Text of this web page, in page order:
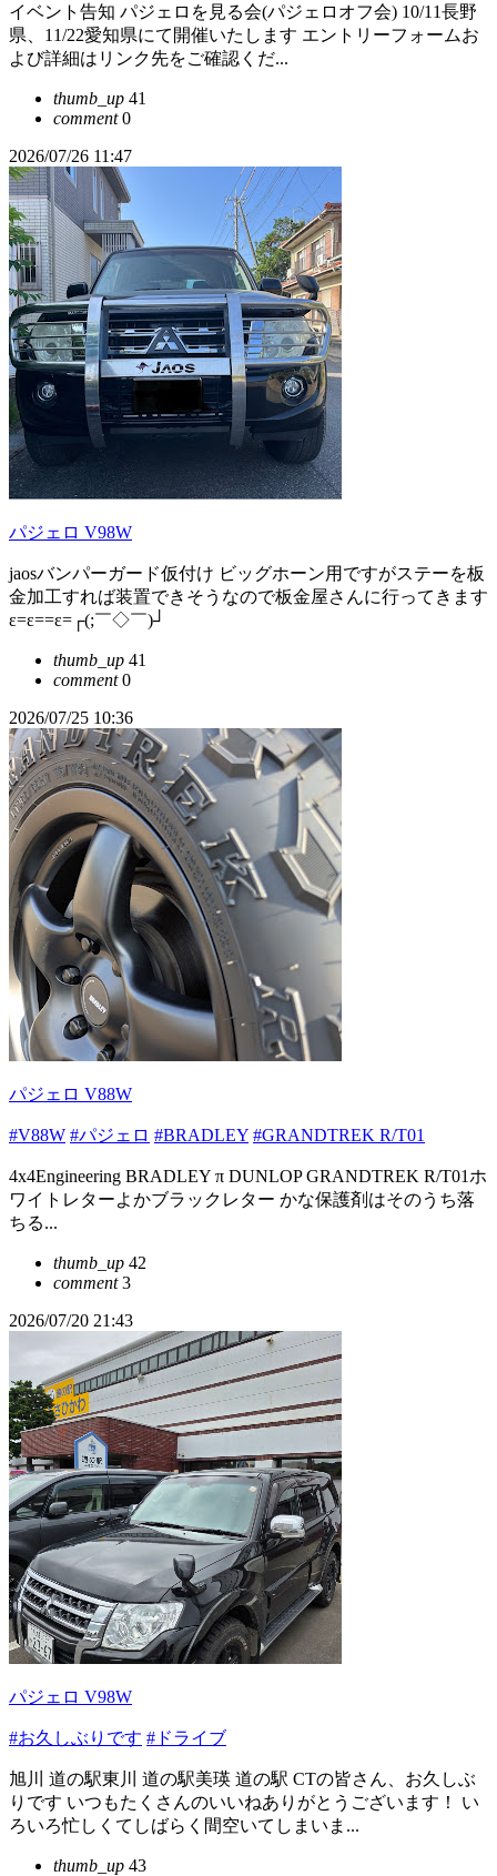
イベント告知 パジェロを見る会(パジェロオフ会) 10/11長野
県、11/22愛知県にて開催いたします エントリーフォームお
よび詳細はリンク先をご確認くだ...
thumb_up 41
comment0
2026/07/26 11:47
パジェロ V98W
jaosバンパーガード仮付け ビッグホーン用ですがステーを板
金加工すれば装置できそうなので板金屋さんに行ってきます
ε=ε==ε=┌(;￣◇￣)┘
thumb_up 41
comment0
2026/07/25 10:36
パジェロ V88W
#V88W #パジェロ #BRADLEY #GRANDTREK R/T01
4x4Engineering BRADLEY π DUNLOP GRANDTREK R/T01ホ
ワイトレターよかブラックレター かな保護剤はそのうち落
ちる...
thumb_up 42
comment3
2026/07/20 21:43
パジェロ V98W
#お久しぶりです #ドライブ
旭川 道の駅東川 道の駅美瑛 道の駅 CTの皆さん、お久しぶ
りです いつもたくさんのいいねありがとうございます！ い
ろいろ忙しくてしばらく間空いてしまいま...
thumb_up 43